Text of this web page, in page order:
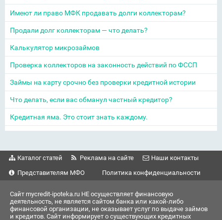
Имеют ли право МФК продавать долги коллекторам?
Продали долг коллекторам — что делать?
Калькулятор микрозаймов
Проверка коллекторов на законность действий по ФССП
Займы на карту срочно без проверки кредитной истории
Что делать, если вас обманул частный кредитор?
Кредитная яма. Это стоит знать каждому.
Каталог статей Реклама на сайте
Наши контакты
Представителям МФО
Политика конфиденциальности
Сайт mycredit-ipoteka.ru НЕ осуществляет финансовую
деятельность, не является сайтом банка или какой-либо
финансовой организации, не оказывает услуг по выдаче займов
и кредитов. Сайт информирует о существующих кредитных